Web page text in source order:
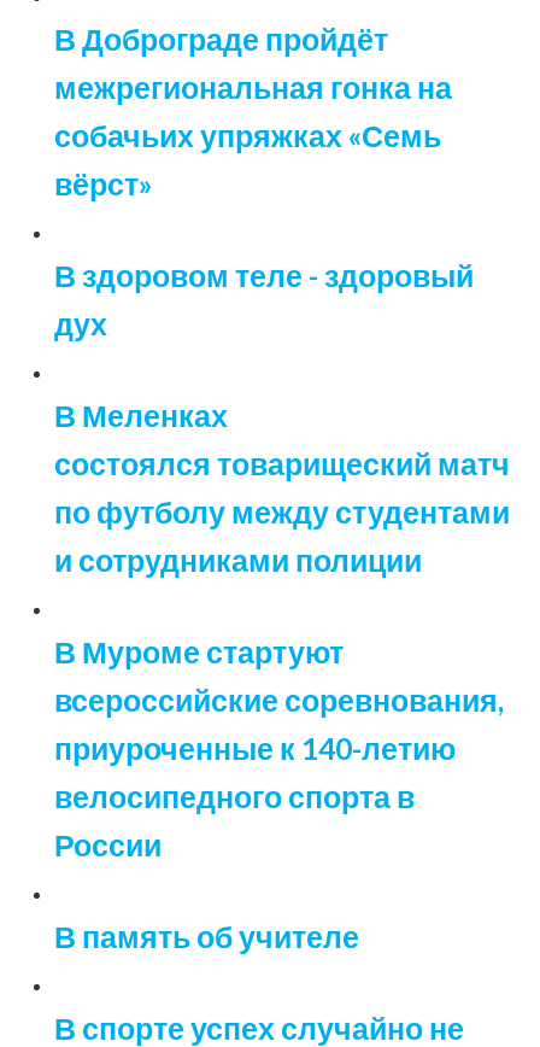
В Доброграде пройдёт
межрегиональная гонка на
собачьих упряжках «Семь
вёрст»
В здоровом теле - здоровый
дух
В Меленках
состоялся товарищеский матч
по футболу между студентами
и сотрудниками полиции
В Муроме стартуют
всероссийские соревнования,
приуроченные к 140-летию
велосипедного спорта в
России
В память об учителе
В спорте успех случайно не